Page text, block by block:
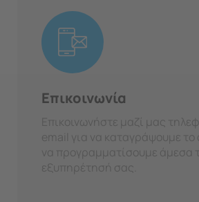
Επικοινωνία
Επικοινωνήστε μαζί μας
email για να καταγράψουμε το
να προγραμματίσουμε άμεσα
εξυπηρέτησή σας.